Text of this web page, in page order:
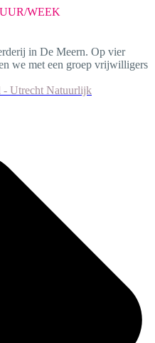
WEEK
in De Meern. Op vier
we met een groep vrijwilligers
- Utrecht Natuurlijk